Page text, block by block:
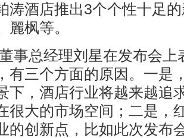
涛酒店推出3个个性十足
麗枫等。
事总经理刘星在发布会上
有三个方面的原因。一是
下，酒店行业将越来越追
很大的市场空间；二是，
的创新点，比如此次发布